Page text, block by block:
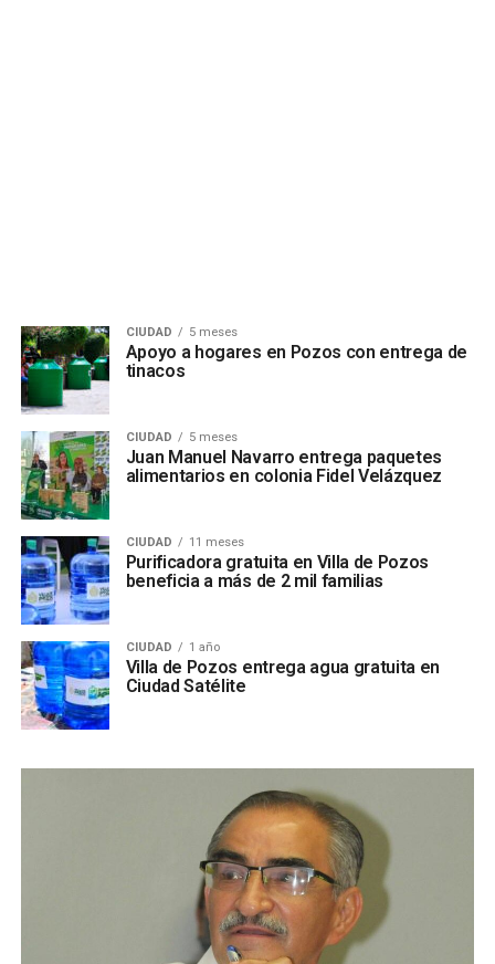
CIUDAD 5 meses
Apoyo a hogares en Pozos con entrega de
tinacos
CIUDAD 5 meses
Juan Manuel Navarro entrega paquetes
alimentarios en colonia Fidel Velázquez
CIUDAD 11 meses
Purificadora gratuita en Villa de Pozos
beneficia a más de 2 mil familias
CIUDAD 1 año
Villa de Pozos entrega agua gratuita en
Ciudad Satélite